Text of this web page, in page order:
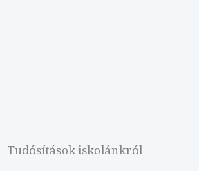
Tudósítások iskolánkról